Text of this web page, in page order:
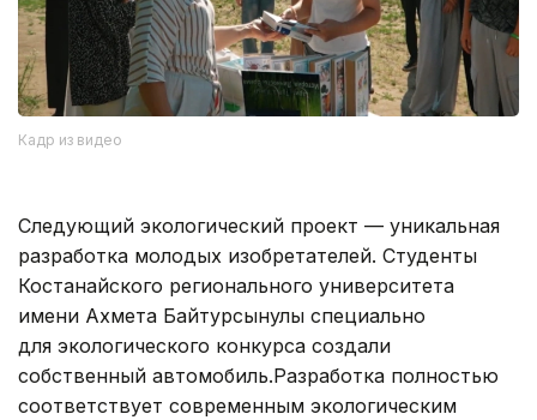
Кадр из видео
Следующий экологический проект — уникальная
разработка молодых изобретателей. Студенты
Костанайского регионального университета
имени Ахмета Байтурсынулы специально
для экологического конкурса создали
собственный автомобиль.Разработка полностью
соответствует современным экологическим